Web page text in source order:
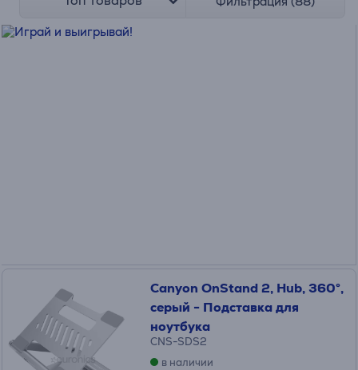
Canyon OnStand 2, Hub, 360°,
серый - Подставка для
ноутбука
CNS-SDS2
в наличии